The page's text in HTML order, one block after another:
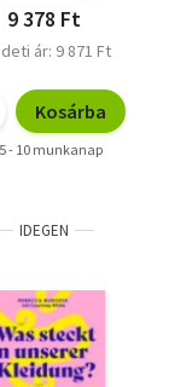
9 378 Ft
ár: 9 871 Ft
Kosárba
5 - 10 munkanap
IDEGEN